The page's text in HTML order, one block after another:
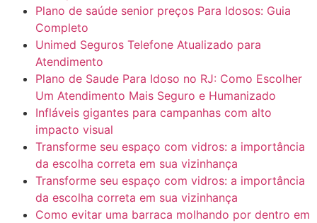
Plano de saúde senior preços Para Idosos: Guia
Completo
Unimed Seguros Telefone Atualizado para
Atendimento
Plano de Saude Para Idoso no RJ: Como Escolher
Um Atendimento Mais Seguro e Humanizado
Infláveis gigantes para campanhas com alto
impacto visual
Transforme seu espaço com vidros: a importância
da escolha correta em sua vizinhança
Transforme seu espaço com vidros: a importância
da escolha correta em sua vizinhança
Como evitar uma barraca molhando por dentro em